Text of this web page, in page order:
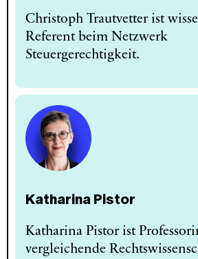
Christoph Trautvetter ist
Referent beim Netzwerk
Steuergerechtigkeit.
Katharina Pistor
Katharina Pistor ist
vergleichende